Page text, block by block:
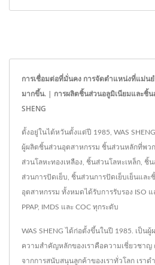
การเชื่อมต่อที่มั่นคง การจัดตำแหน่งที่แม่น
มากขึ้น. | การผลิตชิ้นส่วนอลูมิเนียมและชิ้น
SHENG
ตั้งอยู่ในไต้หวันตั้งแต่ปี 1985, WAS SHENG
ผู้ผลิตชิ้นส่วนอุตสาหกรรม ชิ้นส่วนหลักที่พวก
ส่วนโลหะทองเหลือง, ชิ้นส่วนโลหะเหล็ก, ชิ้
ส่วนการปัดเย็บ, ชิ้นส่วนการปัดเย็บเย็นแล
อุตสาหกรรม ทั้งหมดได้รับการรับรอง ISO แ
PPAP, IMDS และ COC ทุกระดับ
WAS SHENG ได้ก่อตั้งขึ้นในปี 1985. เป็น
ความสำคัญหลักของเราคือความเชี่ยวชา
จากการสนับสนุนลูกค้าของเราทั่วโลก เรา